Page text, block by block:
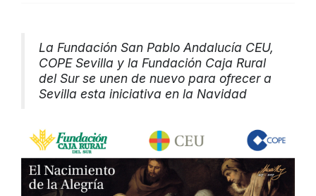
La Fundación San Pablo Andalucía CEU,
COPE Sevilla y la Fundación Caja Rural
del Sur se unen de nuevo para ofrecer a
Sevilla esta iniciativa en la Navidad